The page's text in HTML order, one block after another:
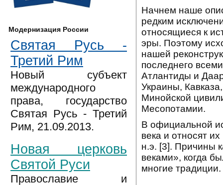
Модернизация России
Святая Русь -
Третий Рим
Новый субъект
международного
права, государство
Святая Русь - Третий
Рим, 21.09.2013.
Новая церковь
Святой Руси
Православие и
Начнем наше
редким
относящиеся к
эры. Поэтому
нашей
последнего
Атлантиды и
Украины,
Минойской
Месопотамии.
В официальной
века и относят
н.э. [3]. Причины
веками», когда
многие традиции.